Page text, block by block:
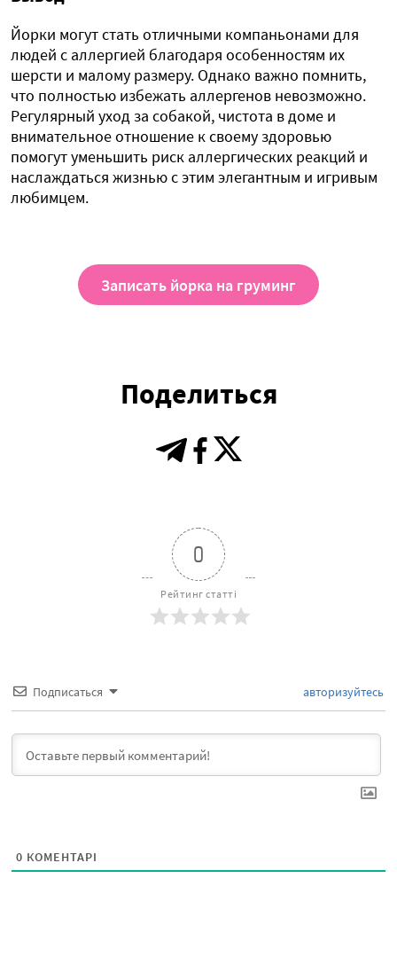
Йорки могут стать отличными компаньонами для
людей с аллергией благодаря особенностям их
шерсти и малому размеру. Однако важно помнить,
что полностью избежать аллергенов невозможно.
Регулярный уход за собакой, чистота в доме и
внимательное отношение к своему здоровью
помогут уменьшить риск аллергических реакций и
наслаждаться жизнью с этим элегантным и игривым
любимцем.
Записать йорка на груминг
Поделиться
0
Рейтинг статті
Подписаться авторизуйтесь
0 КОМЕНТАРІ